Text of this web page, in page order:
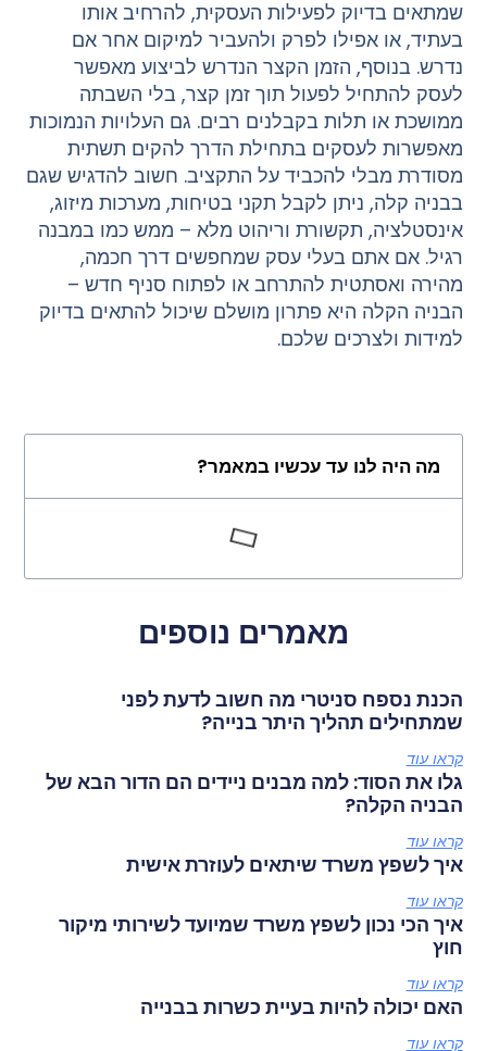
שמתאים בדיוק לפעילות העסקית, להרחיב אותו
בעתיד, או אפילו לפרק ולהעביר למיקום אחר אם
נדרש. בנוסף, הזמן הקצר הנדרש לביצוע מאפשר
לעסק להתחיל לפעול תוך זמן קצר, בלי השבתה
ממושכת או תלות בקבלנים רבים. גם העלויות הנמוכות
מאפשרות לעסקים בתחילת הדרך להקים תשתית
מסודרת מבלי להכביד על התקציב. חשוב להדגיש שגם
בבניה קלה, ניתן לקבל תקני בטיחות, מערכות מיזוג,
אינסטלציה, תקשורת וריהוט מלא – ממש כמו במבנה
רגיל. אם אתם בעלי עסק שמחפשים דרך חכמה,
מהירה ואסתטית להתרחב או לפתוח סניף חדש –
הבניה הקלה היא פתרון מושלם שיכול להתאים בדיוק
למידות ולצרכים שלכם.
מה היה לנו עד עכשיו במאמר?
מאמרים נוספים
הכנת נספח סניטרי מה חשוב לדעת לפני
שמתחילים תהליך היתר בנייה?
קראו עוד
גלו את הסוד: למה מבנים ניידים הם הדור הבא של
הבניה הקלה?
קראו עוד
איך לשפץ משרד שיתאים לעוזרת אישית
קראו עוד
איך הכי נכון לשפץ משרד שמיועד לשירותי מיקור
חוץ
קראו עוד
האם יכולה להיות בעיית כשרות בבנייה
קראו עוד